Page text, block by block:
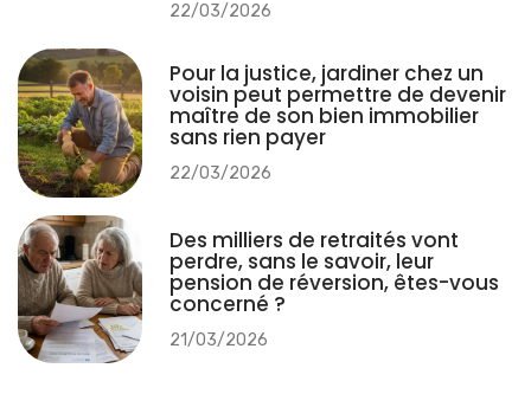
22/03/2026
Pour la justice, jardiner chez un
voisin peut permettre de devenir
maître de son bien immobilier
sans rien payer
22/03/2026
Des milliers de retraités vont
perdre, sans le savoir, leur
pension de réversion, êtes-vous
concerné ?
21/03/2026